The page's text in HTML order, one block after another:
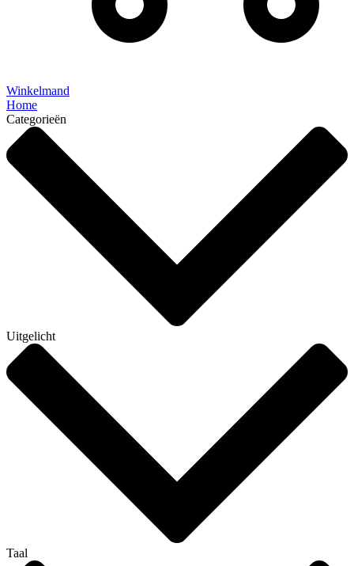
Winkelmand
Home
Categorieën
Uitgelicht
Taal